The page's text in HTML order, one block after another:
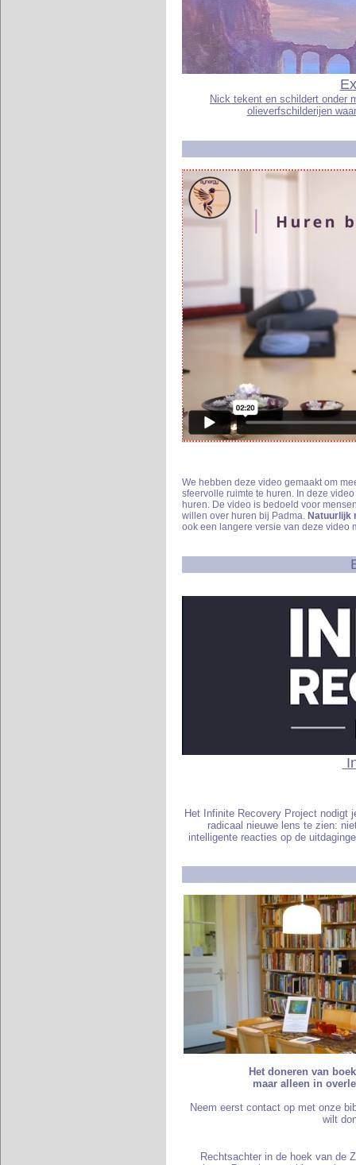
Nick tekent en schildert onder
olieverfschilderijen
We hebben deze video gemaakt om
sfeervolle ruimte te huren. In deze
huren. De video is bedoeld voor
willen over huren bij Padma. Natuurlijk
ook een langere versie van deze video
Het Infinite Recovery Project nodigt
radicaal nieuwe lens te zien:
intelligente reacties op de
Het doneren van
maar alleen in
Neem eerst contact op met onze
wilt
Rechtsachter in de hoek van de